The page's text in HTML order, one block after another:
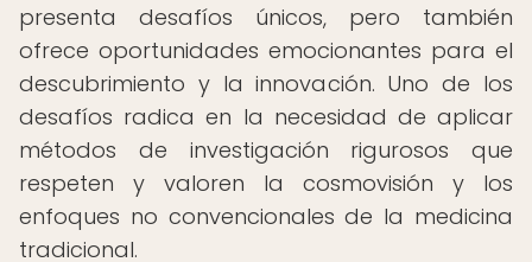
presenta desafíos únicos, pero también
ofrece oportunidades emocionantes para el
descubrimiento y la innovación. Uno de los
desafíos radica en la necesidad de aplicar
métodos de investigación rigurosos que
respeten y valoren la cosmovisión y los
enfoques no convencionales de la medicina
tradicional.